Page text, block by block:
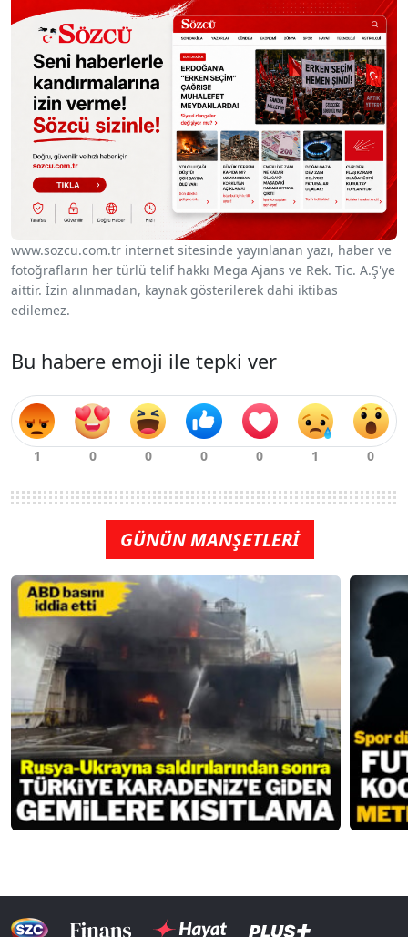
www.sozcu.com.tr internet sitesinde yayınlanan yazı, haber ve
fotoğrafların her türlü telif hakkı Mega Ajans ve Rek. Tic. A.Ş'ye
aittir. İzin alınmadan, kaynak gösterilerek dahi iktibas
edilemez.
Bu habere emoji ile tepki ver
GÜNÜN MANŞETLERİ